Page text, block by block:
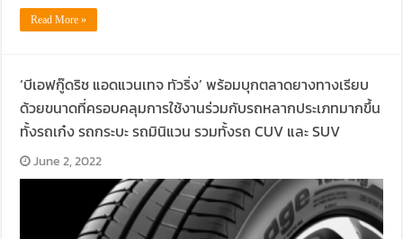
Read More »
‘บีเอฟกู๊ดริช แอดแวนเทจ ทัวริ่ง’ พร้อมบุกตลาดยางทางเรียบ
ด้วยขนาดที่ครอบคลุมการใช้งานร่วมกับรถหลากประเภทมากขึ้น
ทั้งรถเก๋ง รถกระบะ รถมินิแวน รวมทั้งรถ CUV และ SUV
June 2, 2022